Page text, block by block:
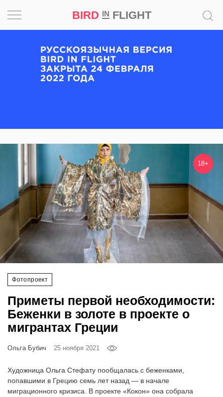
BIRD INFLIGHT
18+
Фотопроект
Приметы первой необходимости:
Беженки в золоте в проекте о
мигрантах Греции
Ольга Бубич 25 ноября 2021
Художница Ольга Стефату пообщалась с беженками,
попавшими в Грецию семь лет назад — в начале
миграционного кризиса. В проекте «Кокон» она собрала